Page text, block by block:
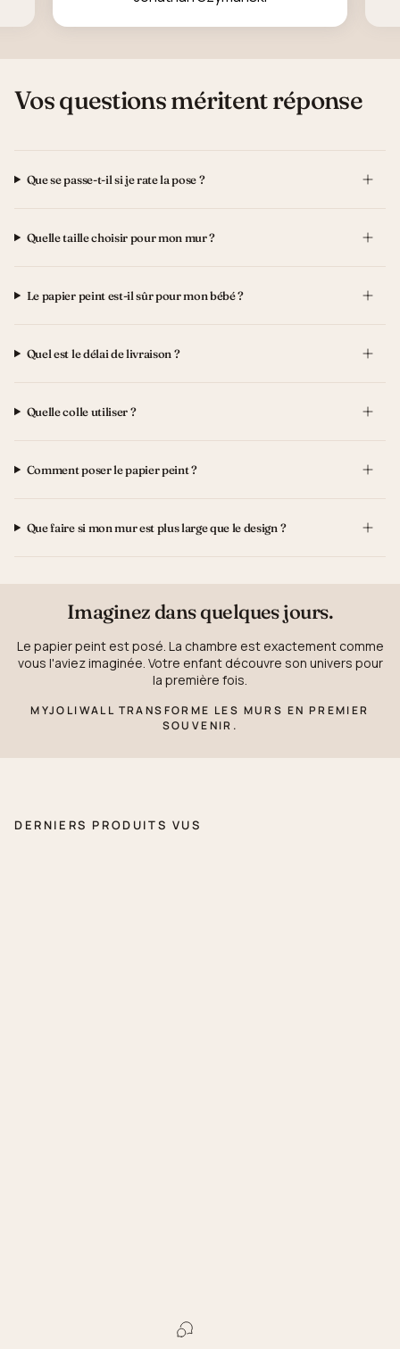
Vos questions méritent réponse
Que se passe-t-il si je rate la pose ?
Quelle taille choisir pour mon mur ?
Le papier peint est-il sûr pour mon bébé ?
Quel est le délai de livraison ?
Quelle colle utiliser ?
Comment poser le papier peint ?
Que faire si mon mur est plus large que le design ?
Imaginez dans quelques jours.
Le papier peint est posé. La chambre est exactement comme
vous l'aviez imaginée. Votre enfant découvre son univers pour
la première fois.
MYJOLIWALL TRANSFORME LES MURS EN PREMIER
SOUVENIR.
DERNIERS PRODUITS VUS